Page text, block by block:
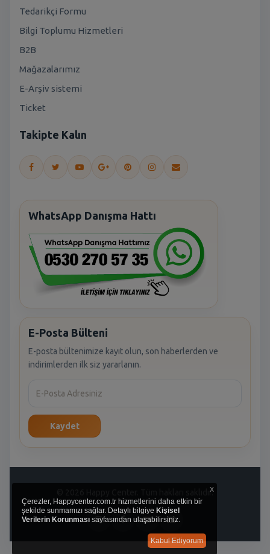
Tedarikçi Formu
Bilgi Toplumu Hizmetleri
B2B
Mağazalarımız
E-Arşiv sistemi
Ticket
Takipte Kalın
WhatsApp Danışma Hattı
E-Posta Bülteni
E-posta bültenimize kayıt olun, son haberlerden ve
indirimlerden ilk siz yararlanın.
Kaydet
© 2026 Happy Center. Tüm hakları saklıdır.
x
Çerezler, Happycenter.com.tr hizmetlerini daha etkin bir
şekilde sunmamızı sağlar. Detaylı bilgiye Kişisel
Verilerin Korunması sayfasından ulaşabilirsiniz.
Kabul Ediyorum